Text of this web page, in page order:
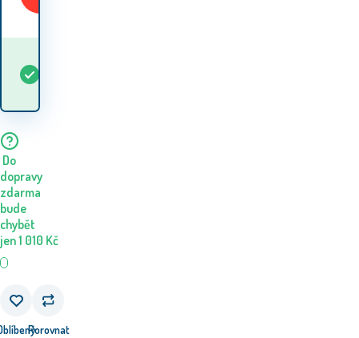
Do
dopravy
zdarma
bude
chybět
jen1 010 Kč
Porovnat